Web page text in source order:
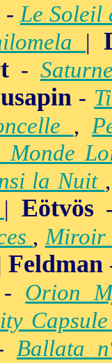
-Le Soleil
|
-
-
,
Monde
la Nuit
| Eötvös
,Miroir
Feldman
Orion
Ballata